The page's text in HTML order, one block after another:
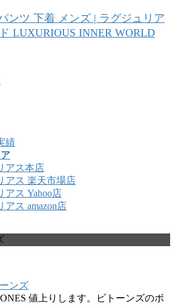
績
アス本店
アス 楽天市場店
アス Yahoo店
アス amazon店
ンズ
値上りします。ビトーンズのボ